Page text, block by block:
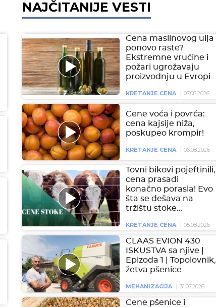
NAJČITANIJE VESTI
Cena maslinovog ulja
ponovo raste?
Ekstremne vrućine i
požari ugrožavaju
proizvodnju u Evropi
KRETANJE CENA 07.08.2026
Cene voća i povrća:
cena kajsije niža,
poskupeo krompir!
KRETANJE CENA 06.08.2026
Tovni bikovi pojeftinili,
cena prasadi
konačno porasla! Evo
šta se dešava na
tržištu stoke…
KRETANJE CENA 05.08.2026
CLAAS EVION 430
ISKUSTVA sa njive |
Epizoda 1 | Topolovnik,
žetva pšenice
MEHANIZACIJA 31.07.2026
Cene pšenice i